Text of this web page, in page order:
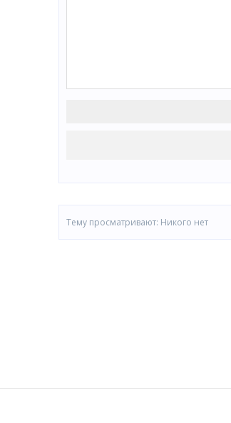
Тему просматривают: Никого нет